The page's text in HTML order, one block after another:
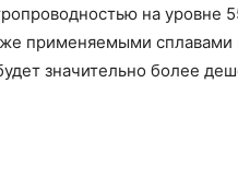
на уровне
применяемыми сплавами
значительно более